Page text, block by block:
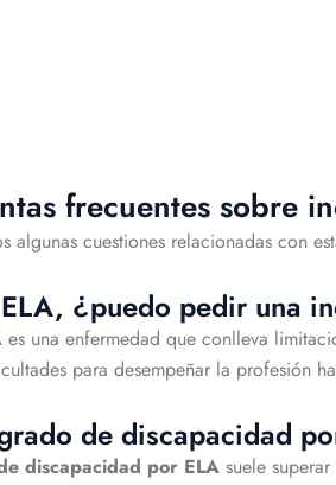
frecuentes sobre
algunas cuestiones relacionadas con
¿puedo pedir una
es una enfermedad que conlleva
para desempeñar la profesión
de discapacidad
discapacidad por ELA suele